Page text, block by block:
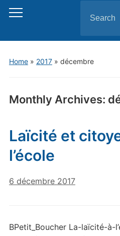
Toggle
menu
for:
Home» 2017» décembre
Monthly Archives:
Laïcité et
l’école
6 décembre 2017
BPetit_Boucher La-laïcité-à-